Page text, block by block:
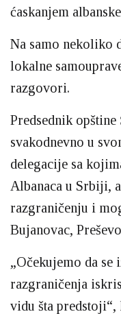
ćaskanjem
Na samo nekoliko
lokalne
razgovori.
Predsednik
svakodnevno u
delegacije sa
Albanaca u Srbiji,
razgraničenju i
Bujanovac,
„Očekujemo da
razgraničenja
vidu šta predstoji“,